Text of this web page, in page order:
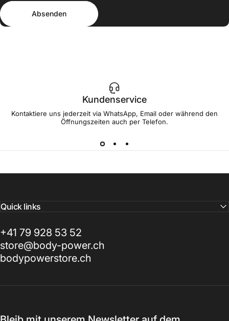
Absenden
Absenden
Kundenservice
Kontaktiere uns jederzeit via WhatsApp, Email oder während den
Öffnungszeiten auch per Telefon.
Quick links
+41 79 928 53 52
store@body-power.ch
bodypowerstore.ch